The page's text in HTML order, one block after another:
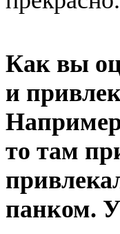
Как вы
и
то там
панком. У